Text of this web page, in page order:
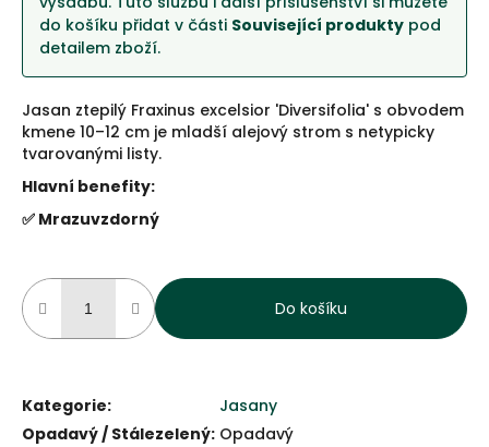
Do košíku
do košíku přidat v části Související produkty pod
detailem zboží.
Jasan ztepilý Fraxinus excelsior 'Diversifolia' s obvodem
kmene 10–12 cm je mladší alejový strom s netypicky
tvarovanými listy.
Hlavní benefity:
✅ Mrazuvzdorný
Kategorie:
Jasany
Opadavý / Stálezelený: Opadavý